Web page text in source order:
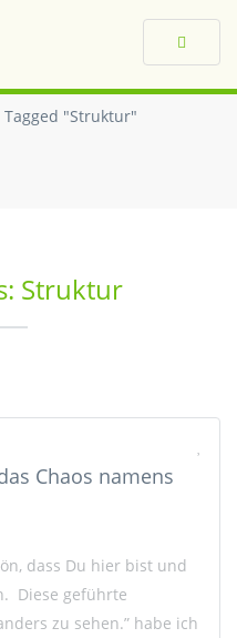
Toggle
Tagged "Struktur"
Struktur
Chaos namens
dass Du hier bist und
Diese geführte
zu sehen.” habe ich